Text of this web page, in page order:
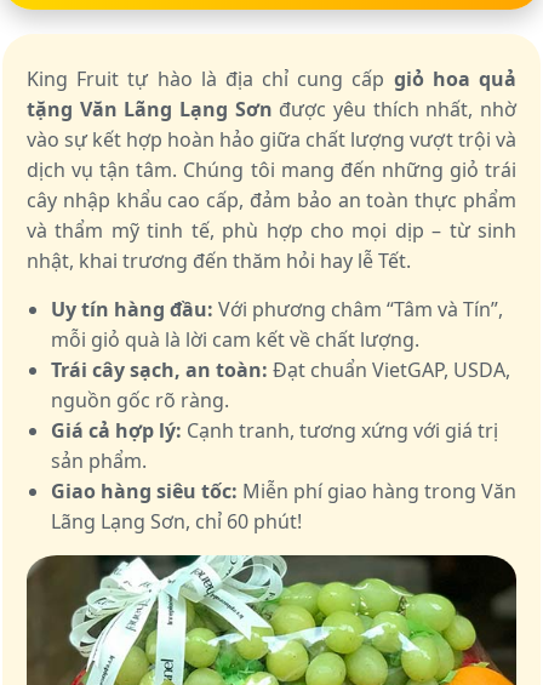
King Fruit tự hào là địa chỉ cung cấp giỏ hoa quả
tặng Văn Lãng Lạng Sơn được yêu thích nhất, nhờ
vào sự kết hợp hoàn hảo giữa chất lượng vượt trội và
dịch vụ tận tâm. Chúng tôi mang đến những giỏ trái
cây nhập khẩu cao cấp, đảm bảo an toàn thực phẩm
và thẩm mỹ tinh tế, phù hợp cho mọi dịp – từ sinh
nhật, khai trương đến thăm hỏi hay lễ Tết.
Uy tín hàng đầu: Với phương châm “Tâm và Tín”,
mỗi giỏ quà là lời cam kết về chất lượng.
Trái cây sạch, an toàn: Đạt chuẩn VietGAP, USDA,
nguồn gốc rõ ràng.
Giá cả hợp lý: Cạnh tranh, tương xứng với giá trị
sản phẩm.
Giao hàng siêu tốc: Miễn phí giao hàng trong Văn
Lãng Lạng Sơn, chỉ 60 phút!